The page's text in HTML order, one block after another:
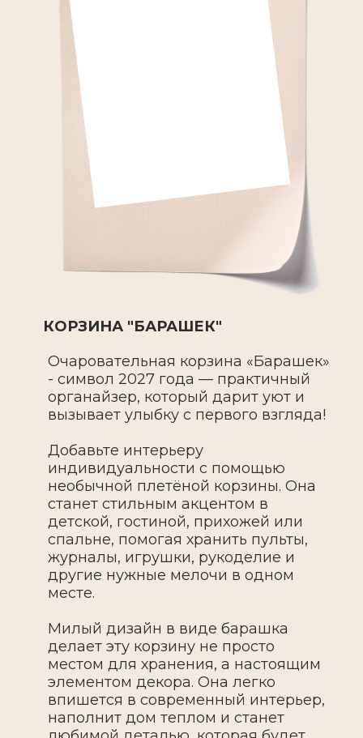
КОРЗИНА "БАРАШЕК"
Очаровательная корзина «Барашек»
- символ 2027 года — практичный
органайзер, который дарит уют и
вызывает улыбку с первого взгляда!
Добавьте интерьеру
индивидуальности с помощью
необычной плетёной корзины. Она
станет стильным акцентом в
детской, гостиной, прихожей или
спальне, помогая хранить пульты,
журналы, игрушки, рукоделие и
другие нужные мелочи в одном
месте.
Милый дизайн в виде барашка
делает эту корзину не просто
местом для хранения, а настоящим
элементом декора. Она легко
впишется в современный интерьер,
наполнит дом теплом и станет